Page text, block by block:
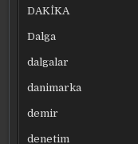
DAKİKA
Dalga
dalgalar
danimarka
demir
denetim